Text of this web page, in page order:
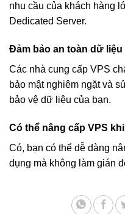
nhu cầu của khách hàng
Dedicated Server.
Đảm bảo an toàn dữ
Các nhà cung cấp VPS
bảo mật nghiêm ngặt và
bảo vệ dữ liệu của bạn.
Có thể nâng cấp VPS
Có, bạn có thể dễ dàng
dụng mà không làm gián